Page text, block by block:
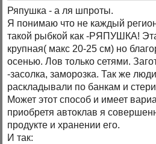
Ряпушка - а ля шпроты.
Я понимаю что не каждый
такой рыбкой как -РЯПУШКА!
крупная( макс 20-25 см) но
осенью. Лов только сетями.
-засолка, заморозка. Так же
раскладывали по банкам и
Может этот способ и имеет
приобретя автоклав я
продукте и хранении его.
И так: